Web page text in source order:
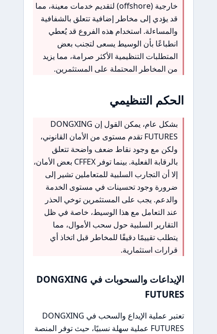
خارجية (offshore) لتقديم خدمات معينة، مما
قد يؤدي إلى مخاطر إضافية تتعلق بالشفافية
والمساءلة. استخدام هذه الفروع قد يُعطي
انطباعًا بأن الوسيط يسعى لتجنب بعض
المتطلبات التنظيمية الأكثر صرامة، مما يزيد
من المخاطر المحتملة على المستثمرين.
الحكم التنظيمي
بشكل عام، يمكن القول إن DONGXING
FUTURES تقدم مستوى من الأمان القانوني،
ولكن مع وجود نقاط ضعف واضحة تتعلق
بالرقابة الفعلية. بينما توفر CFFEX بعض الأمان،
إلا أن التجارب السلبية للمتعاملين تشير إلى
ضرورة وجود تحسينات في مستوى الخدمة
والدعم. يجب على المستثمرين توخي الحذر
عند التعامل مع هذا الوسيط، خاصة في ظل
التقارير السلبية حول سحب الأموال، مما
يتطلب تقييمًا دقيقًا للمخاطر قبل اتخاذ أي
قرارات استثمارية.
الإيداعات والسحوبات في DONGXING
FUTURES
تعتبر عملية الإيداع والسحب في DONGXING
FUTURES عملية سهلة نسبيًا، حيث توفر المنصة